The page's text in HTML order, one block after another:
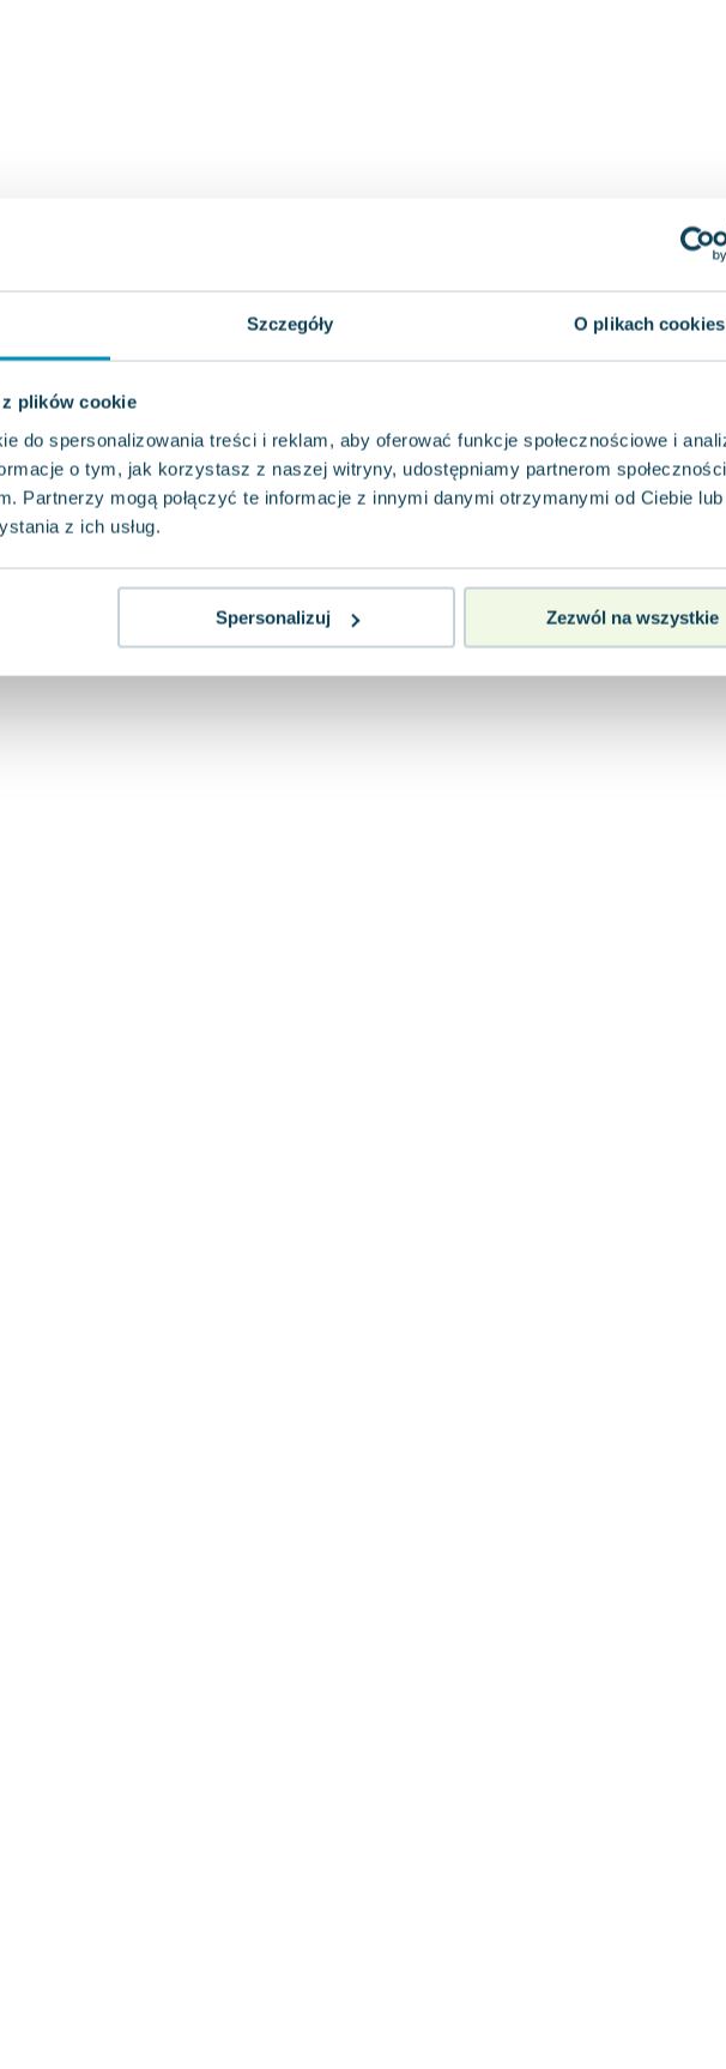
Szczegóły O plikach cookies
plików cookie
do spersonalizowania treści i reklam, aby oferować funkcje społecznościowe i
o tym, jak korzystasz z naszej witryny, udostępniamy partnerom
Partnerzy mogą połączyć te informacje z innymi danymi otrzymanymi od Ciebie lub
z ich usług.
Spersonalizuj Zezwól na wszystkie